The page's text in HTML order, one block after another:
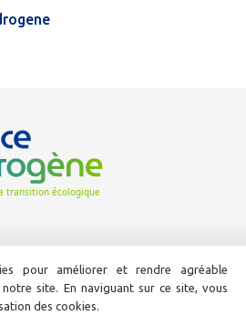
pour améliorer et rendre agréable
site. En naviguant sur ce site, vous
des cookies.